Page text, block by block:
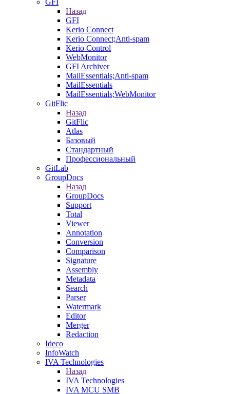
GFI
Назад
GFI
Kerio Connect
Kerio Connect;Anti-spam
Kerio Control
WebMonitor
GFI Archiver
MailEssentials;Anti-spam
MailEssentials
MailEssentials;WebMonitor
GitFlic
Назад
GitFlic
Atlas
Базовый
Стандартный
Профессиональный
GitLab
GroupDocs
Назад
GroupDocs
Support
Total
Viewer
Annotation
Conversion
Comparison
Signature
Assembly
Metadata
Search
Parser
Watermark
Editor
Merger
Redaction
Ideco
InfoWatch
IVA Technologies
Назад
IVA Technologies
IVA MCU SMB